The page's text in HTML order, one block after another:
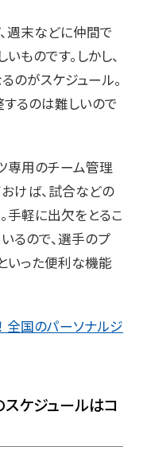
週末などに仲間で
ものです。しかし、
のがスケジュール。
るのは難しいので
専用のチーム管理
けば、試合などの
手軽に出欠をとるこ
るので、選手のプ
いった便利な機能
全国のパーソナルジ
ケジュールはコ